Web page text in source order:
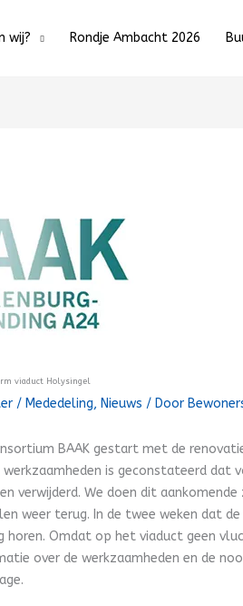
wij? Rondje Ambacht 2026
viaduct Holysingel
/ Mededeling, Nieuws / Door
BAAK gestart met de
werkzaamheden is geconstateerd
verwijderd. We doen dit
weer terug. In de twee weken dat
horen. Omdat op het viaduct geen
over de werkzaamheden en de